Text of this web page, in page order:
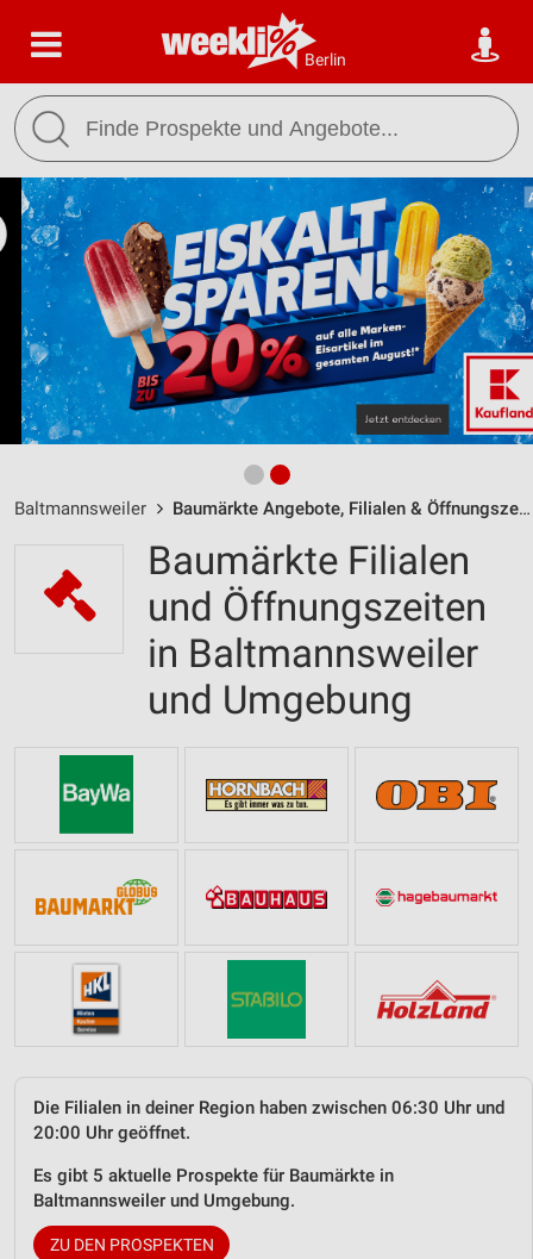
Berlin
Baltmannsweiler Baumärkte Angebote, Filialen & Öffnungszeiten
Baumärkte Filialen
und Öffnungszeiten
in Baltmannsweiler
und Umgebung
Die Filialen in deiner Region haben zwischen 06:30 Uhr und
20:00 Uhr geöffnet.
Es gibt 5 aktuelle Prospekte für Baumärkte in
Baltmannsweiler und Umgebung.
ZU DEN PROSPEKTEN